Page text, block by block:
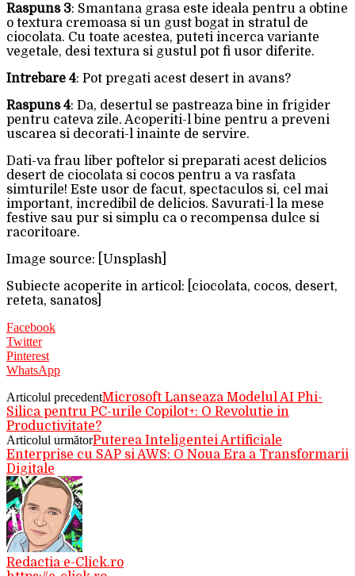
Raspuns 3: Smantana grasa este ideala pentru a obtine
o textura cremoasa si un gust bogat in stratul de
ciocolata. Cu toate acestea, puteti incerca variante
vegetale, desi textura si gustul pot fi usor diferite.
Intrebare 4: Pot pregati acest desert in avans?
Raspuns 4: Da, desertul se pastreaza bine in frigider
pentru cateva zile. Acoperiti-l bine pentru a preveni
uscarea si decorati-l inainte de servire.
Dati-va frau liber poftelor si preparati acest delicios
desert de ciocolata si cocos pentru a va rasfata
simturile! Este usor de facut, spectaculos si, cel mai
important, incredibil de delicios. Savurati-l la mese
festive sau pur si simplu ca o recompensa dulce si
racoritoare.
Image source: [Unsplash]
Subiecte acoperite in articol: [ciocolata, cocos, desert,
reteta, sanatos]
Facebook
Twitter
Pinterest
WhatsApp
Articolul precedentMicrosoft Lanseaza Modelul AI Phi-
Silica pentru PC-urile Copilot+: O Revolutie in
Productivitate?
Articolul următorPuterea Inteligentei Artificiale
Enterprise cu SAP si AWS: O Noua Era a Transformarii
Digitale
Redactia e-Click.ro